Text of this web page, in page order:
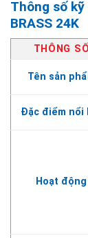
Thông số
BRASS 24K
THÔNG SỐ
Tên sản
Đặc điểm nổi
Hoạt động